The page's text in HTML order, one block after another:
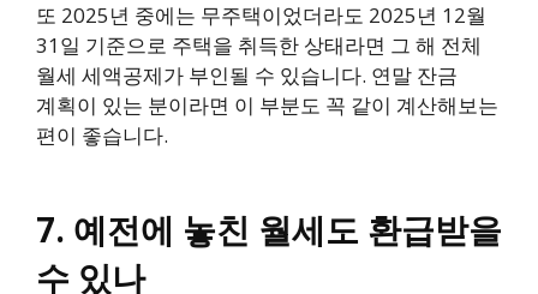
또 2025년 중에는 무주택이었더라도 2025년 12월
31일 기준으로 주택을 취득한 상태라면 그 해 전체
월세 세액공제가 부인될 수 있습니다. 연말 잔금
계획이 있는 분이라면 이 부분도 꼭 같이 계산해보는
편이 좋습니다.
7. 예전에 놓친 월세도 환급받을
수 있나